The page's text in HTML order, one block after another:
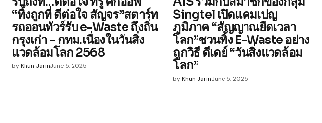
“ทิ้งถูกที่ ดีต่อใจ สัญจร”สตาร์ท
รถออนทัวร์รับ e-Waste ถึงถิ่น
กรุงเก่า – กทม.เนื่องในวันสิ่ง
แวดล้อมโลก 2568
byKhun JarinJune 5, 2025
Singtel เปิดแคมเปญ
ภูมิภาค “สัญญาณยืดเวลา
โลก”ชวนทิ้ง E-Waste อย่าง
ถูกวิธี ดีเดย์ “วันสิ่งแวดล้อม
โลก”
by Khun JarinJune 5, 2025